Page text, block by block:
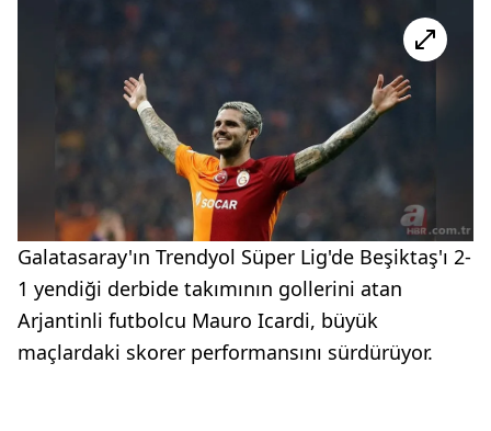
Galatasaray'ın Trendyol Süper Lig'de Beşiktaş'ı 2-
1 yendiği derbide takımının gollerini atan
Arjantinli futbolcu Mauro Icardi, büyük
maçlardaki skorer performansını sürdürüyor.